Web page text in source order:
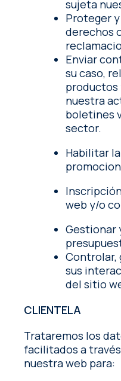
sujeta
Proteger
derechos
Enviar
su caso,
productos
nuestra
boletines
sector.
Habilitar
web y/o
Gestionar
Controlar,
sus
del sitio
CLIENTELA
Trataremos los
facilitados a
nuestra web para: